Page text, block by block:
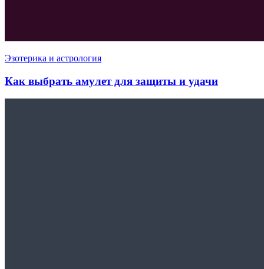
Эзотерика и астрология
Как выбрать амулет для защиты и удачи